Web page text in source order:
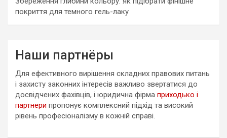
покриття для темного гель-лаку
Наши партнёры
Для ефективного вирішення складних правових питань
і захисту законних інтересів важливо звертатися до
досвідчених фахівців, і юридична фірма приходько і
партнери пропонує комплексний підхід та високий
рівень професіоналізму в кожній справі.